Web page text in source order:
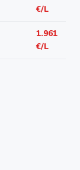
€/L
1.961
€/L